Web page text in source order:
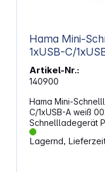
Hama Mini-
Artikel-Nr.:
140900
Hama Mini-
C/1xUSB-A weiß
Schnellladegerät
leistungsstarkes
Anschlüssen für
Lagernd,